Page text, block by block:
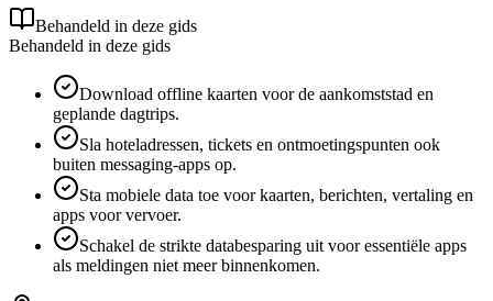
Behandeld in deze gids
Behandeld in deze gids
Download offline kaarten voor de aankomststad en
geplande dagtrips.
Sla hoteladressen, tickets en ontmoetingspunten ook
buiten messaging-apps op.
Sta mobiele data toe voor kaarten, berichten, vertaling en
apps voor vervoer.
Schakel de strikte databesparing uit voor essentiële apps
als meldingen niet meer binnenkomen.